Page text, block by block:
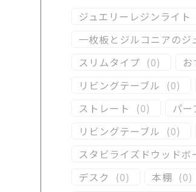
ジュエリーレジンライト
一枚板とジルコニアのジ
スリムタイプ (0) お
リビングテーブル (0)
ストレート
(0) パー
リビングテーブル (0)
スタビライズドウッドボ
デスク
(0) 本棚 (0)